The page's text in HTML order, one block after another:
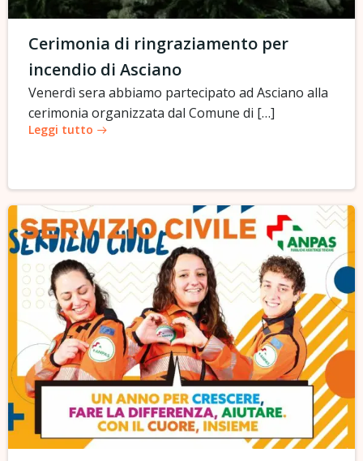
Cerimonia di ringraziamento per
incendio di Asciano
Venerdì sera abbiamo partecipato ad Asciano alla
cerimonia organizzata dal Comune di […]
Leggi tutto